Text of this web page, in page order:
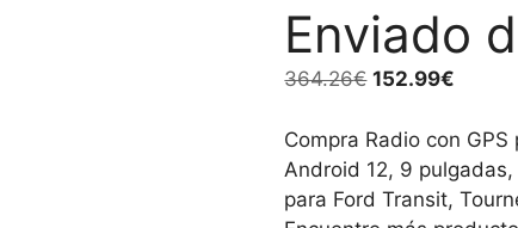
Enviado
364.26€ El
original
era:
364.26€.
152.99€
actual
es:
Compra Radio con
Android 12, 9
para Ford Transit,